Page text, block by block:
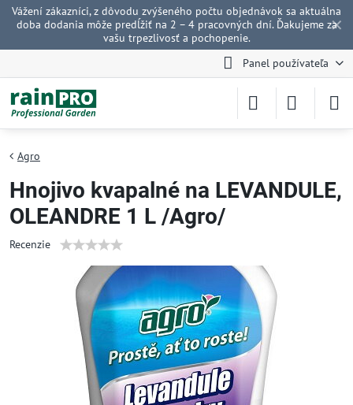
✕
Vážení zákazníci, z dôvodu zvýšeného počtu objednávok sa aktuálna
doba dodania môže predĺžiť na 2 – 4 pracovných dní. Ďakujeme za
vašu trpezlivosť a pochopenie.
Panel používateľa
Agro
Hnojivo kvapalné na LEVANDULE,
OLEANDRE 1 L /Agro/
Recenzie